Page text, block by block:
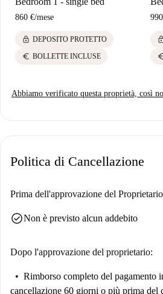
860 €/mese
lock DEPOSITO PROTETTO
euro BOLLETTE INCLUSE
Abbiamo verificato questa proprietà, così
Politica di Cancellazione
Prima dell'approvazione del Proprietario
check_circleNon è previsto alcun addebito
Dopo l'approvazione del proprietario:
Rimborso completo del pagamento
cancellazione 60 giorni o più prima del